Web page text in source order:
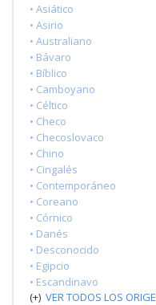
• Asiático
• Asirio
• Australiano
• Bávaro
• Bíblico
• Camboyano
• Céltico
• Checo
• Checoslovaco
• Chino
• Cingalés
• Contemporáneo
• Coreano
• Córnico
• Danés
• Desconocido
• Egipcio
• Escandinavo
(+) VER TODOS LOS